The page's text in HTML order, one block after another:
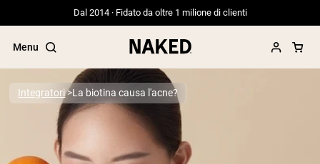
Dal 2014 · Fidato da oltre 1 milione di clienti
Menu
Termini di ricerca popolari
Integratori La biotina causa l'acne?